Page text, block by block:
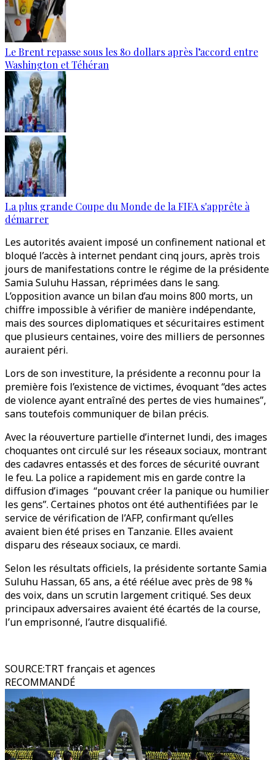
Le Brent repasse sous les 80 dollars après l’accord entre
Washington et Téhéran
La plus grande Coupe du Monde de la FIFA s'apprête à
démarrer
Les autorités avaient imposé un confinement national et
bloqué l’accès à internet pendant cinq jours, après trois
jours de manifestations contre le régime de la présidente
Samia Suluhu Hassan, réprimées dans le sang.
L’opposition avance un bilan d’au moins 800 morts, un
chiffre impossible à vérifier de manière indépendante,
mais des sources diplomatiques et sécuritaires estiment
que plusieurs centaines, voire des milliers de personnes
auraient péri.
Lors de son investiture, la présidente a reconnu pour la
première fois l’existence de victimes, évoquant “des actes
de violence ayant entraîné des pertes de vies humaines”,
sans toutefois communiquer de bilan précis.
Avec la réouverture partielle d’internet lundi, des images
choquantes ont circulé sur les réseaux sociaux, montrant
des cadavres entassés et des forces de sécurité ouvrant
le feu. La police a rapidement mis en garde contre la
diffusion d’images “pouvant créer la panique ou humilier
les gens”. Certaines photos ont été authentifiées par le
service de vérification de l’AFP, confirmant qu’elles
avaient bien été prises en Tanzanie. Elles avaient
disparu des réseaux sociaux, ce mardi.
Selon les résultats officiels, la présidente sortante Samia
Suluhu Hassan, 65 ans, a été réélue avec près de 98 %
des voix, dans un scrutin largement critiqué. Ses deux
principaux adversaires avaient été écartés de la course,
l’un emprisonné, l’autre disqualifié.
SOURCE:TRT français et agences
RECOMMANDÉ